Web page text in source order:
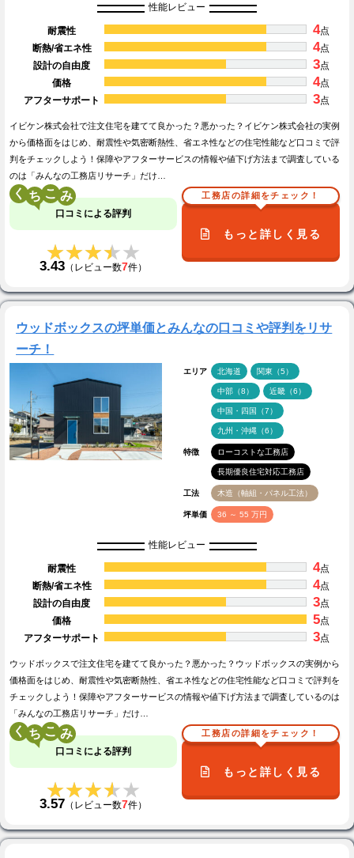
性能レビュー
耐震性 4点
断熱/省エネ性
4点
設計の自由度
3点
価格
4点
アフターサポート
3点
イビケン株式会社で注文住宅を建てて良かった？悪かった？イビケン株式会社の実例
から価格面をはじめ、耐震性や気密断熱性、省エネ性などの住宅性能など口コミで評
判をチェックしよう！保障やアフターサービスの情報や値下げ方法まで調査している
のは「みんなの工務店リサーチ」だけ…
く こ
口コミによる評判
★★★★★
★★★★★
3.43 （レビュー数7件）
工務店の詳細をチェック！
もっと詳しく見る
ウッドボックスの坪単価とみんなの口コミや評判をリサ
ーチ！
エリア 北海道 関東（5）
中部（8） 近畿（6）
中国・四国（7）
九州・沖縄（6）
特徴 ローコストな工務店
長期優良住宅対応工務店
工法 木造（軸組・パネル工法）
坪単価 36 ～ 55 万円
性能レビュー
耐震性 4点
断熱/省エネ性
4点
設計の自由度
3点
価格
5点
アフターサポート
3点
ウッドボックスで注文住宅を建てて良かった？悪かった？ウッドボックスの実例から
価格面をはじめ、耐震性や気密断熱性、省エネ性などの住宅性能など口コミで評判を
チェックしよう！保障やアフターサービスの情報や値下げ方法まで調査しているのは
「みんなの工務店リサーチ」だけ…
く こ
口コミによる評判
★★★★★
★★★★★
3.57 （レビュー数7件）
工務店の詳細をチェック！
もっと詳しく見る